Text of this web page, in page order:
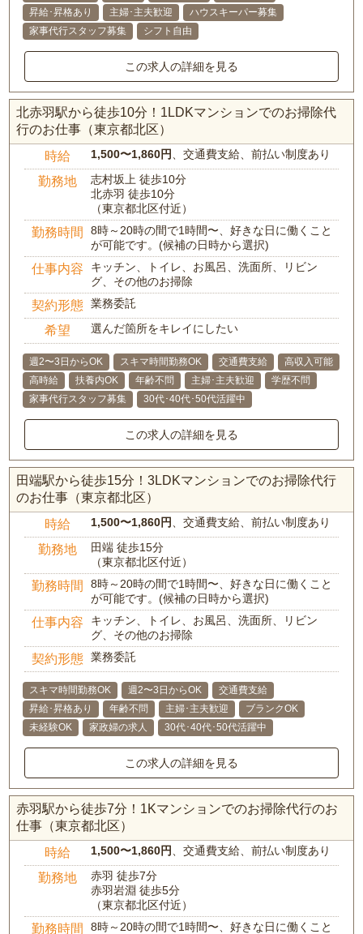
昇給･昇格あり
主婦･主夫歓迎
ハウスキーパー募集
家事代行スタッフ募集
シフト自由
この求人の詳細を見る
北赤羽駅から徒歩10分！1LDKマンションでのお掃除代
行のお仕事（東京都北区）
時給 1,500〜1,860円 、交通費支給、前払い制度あり
勤務地
志村坂上 徒歩10分
北赤羽 徒歩10分
（東京都北区付近）
勤務時間
8時～20時の間で1時間〜、好きな日に働くこと
が可能です。(候補の日時から選択)
仕事内容
キッチン、トイレ、お風呂、洗面所、リビン
グ、その他のお掃除
契約形態 業務委託
希望 選んだ箇所をキレイにしたい
週2〜3日からOK スキマ時間勤務OK 交通費支給
高収入可能
高時給
扶養内OK 年齢不問 主婦･主夫歓迎
学歴不問
家事代行スタッフ募集
30代･40代･50代活躍中
この求人の詳細を見る
田端駅から徒歩15分！3LDKマンションでのお掃除代行
のお仕事（東京都北区）
時給 1,500〜1,860円 、交通費支給、前払い制度あり
勤務地
田端 徒歩15分
（東京都北区付近）
勤務時間
8時～20時の間で1時間〜、好きな日に働くこと
が可能です。(候補の日時から選択)
仕事内容
キッチン、トイレ、お風呂、洗面所、リビン
グ、その他のお掃除
契約形態 業務委託
スキマ時間勤務OK 週2〜3日からOK
交通費支給
昇給･昇格あり
年齢不問 主婦･主夫歓迎
ブランクOK
未経験OK
家政婦の求人 30代･40代･50代活躍中
この求人の詳細を見る
赤羽駅から徒歩7分！1Kマンションでのお掃除代行のお
仕事（東京都北区）
時給 1,500〜1,860円 、交通費支給、前払い制度あり
勤務地
赤羽 徒歩7分
赤羽岩淵 徒歩5分
（東京都北区付近）
勤務時間 8時～20時の間で1時間〜、好きな日に働くこと